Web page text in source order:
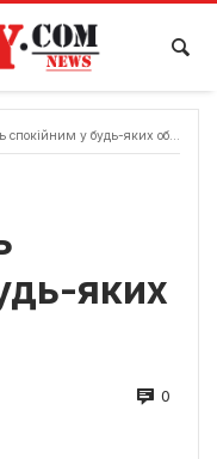
у будь-яких обставинах
яких
0